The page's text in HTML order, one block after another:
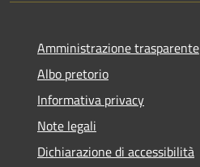
Amministrazione trasparente
Albo pretorio
Informativa privacy
Note legali
Dichiarazione di accessibilità